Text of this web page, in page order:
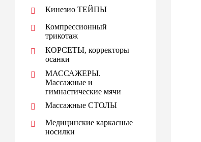
Кинезио ТЕЙПЫ
Компрессионный
трикотаж
КОРСЕТЫ, корректоры
осанки
МАССАЖЕРЫ.
Массажные и
гимнастические мячи
Массажные СТОЛЫ
Медицинские каркасные
носилки